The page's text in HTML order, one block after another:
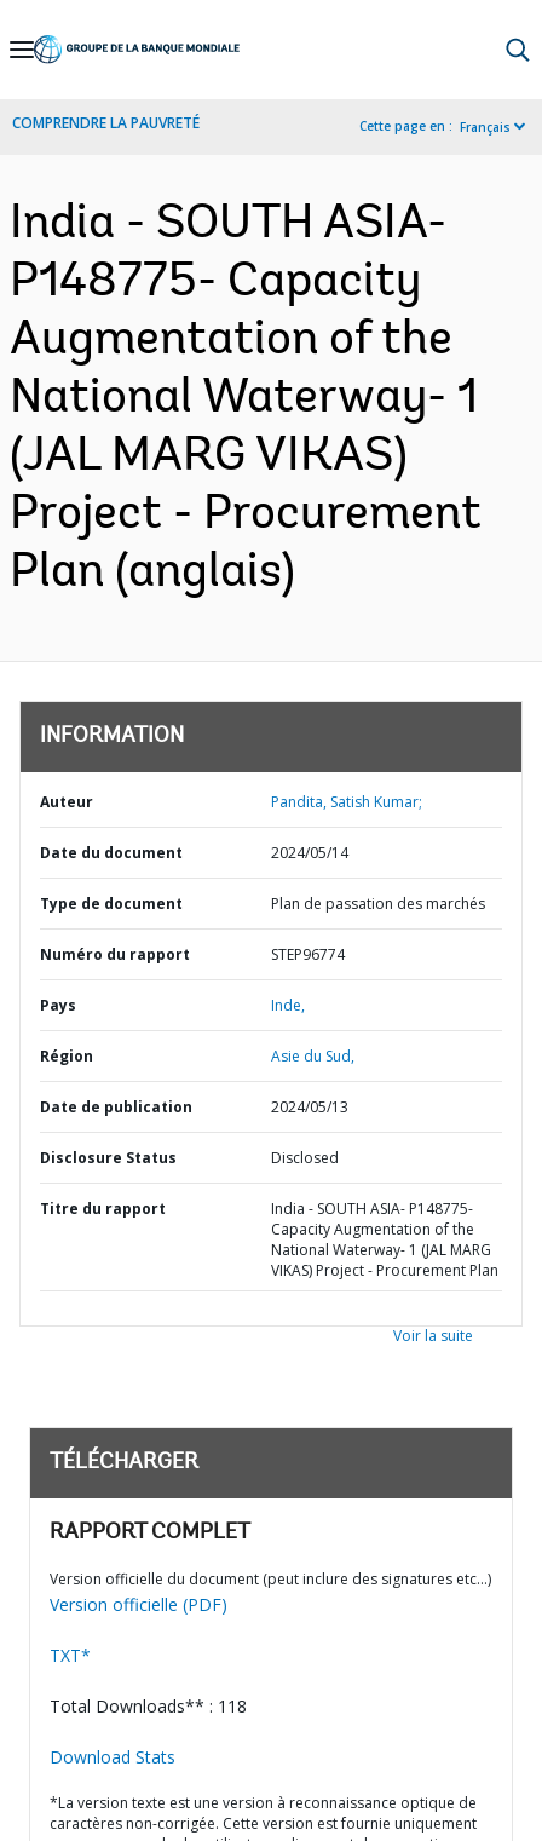
Skip
Navigation
COMPRENDRE LA PAUVRETÉ Cette page en : Français
India - SOUTH ASIA-
P148775- Capacity
Augmentation of the
National Waterway- 1
(JAL MARG VIKAS)
Project - Procurement
Plan (anglais)
INFORMATION
Auteur Pandita, Satish Kumar;
Date du document 2024/05/14
Type de document Plan de passation des marchés
Numéro du rapport STEP96774
Pays Inde,
Région Asie du Sud,
Date de publication 2024/05/13
Disclosure Status Disclosed
Titre du rapport
India - SOUTH ASIA- P148775-
Capacity Augmentation of the
National Waterway- 1 (JAL MARG
VIKAS) Project - Procurement Plan
Voir la suite
TÉLÉCHARGER
RAPPORT COMPLET
Version officielle du document (peut inclure des signatures etc…)
Version officielle (PDF)
TXT*
Total Downloads** : 118
Download Stats
*La version texte est une version à reconnaissance optique de
caractères non-corrigée. Cette version est fournie uniquement